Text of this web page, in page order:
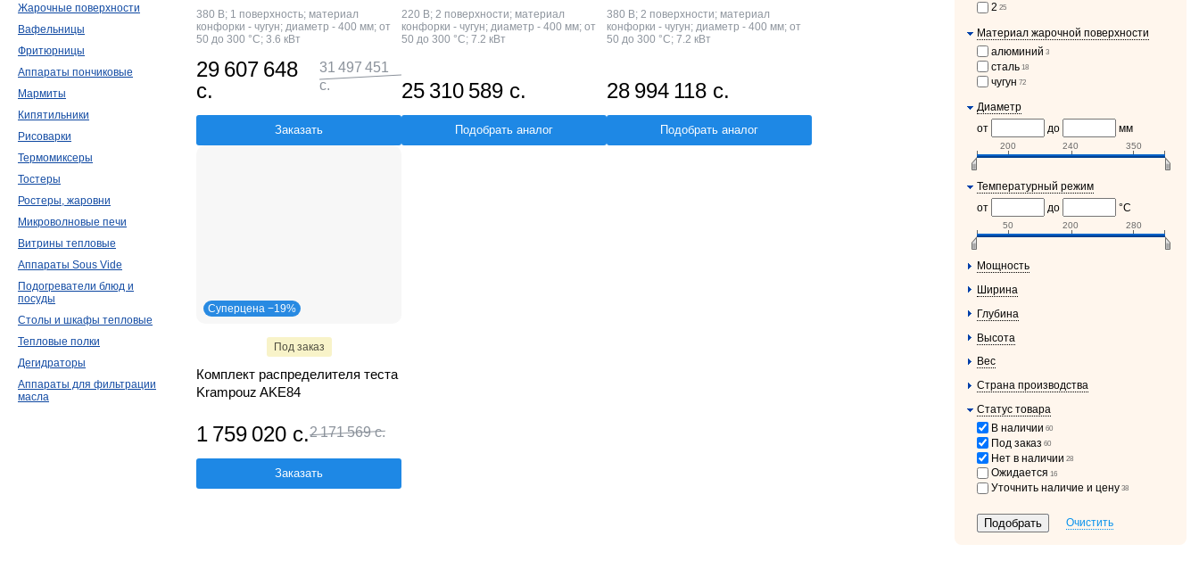
380 В; 1 поверхность; материал
конфорки - чугун; диаметр - 400 мм; от
50 до 300 °C; 3.6 кВт
29 607 648
с.
31 497 451
с.
Заказать
220 В; 2 поверхности; материал
конфорки - чугун; диаметр - 400 мм; от
50 до 300 °C; 7.2 кВт
25 310 589 с.
Подобрать аналог
380 В; 2 поверхности; материал
конфорки - чугун; диаметр - 400 мм; от
50 до 300 °C; 7.2 кВт
28 994 118 с.
Подобрать аналог
Суперцена −19%
Под заказ
Комплект распределителя теста
Krampouz AKE84
1 759 020 с.2 171 569 с.
Заказать
2 25
Материал жарочной поверхности
алюминий 3
сталь 18
чугун 72
Диаметр
от
до мм
200 240 350
Температурный режим
от
до °C
50 200 280
Мощность
Ширина
Глубина
Высота
Вес
Страна производства
Статус товара
В наличии 60
Под заказ 60
Нет в наличии 28
Ожидается 16
Уточнить наличие и цену 38
Очистить
Жарочные поверхности
Вафельницы
Фритюрницы
Аппараты пончиковые
Мармиты
Кипятильники
Рисоварки
Термомиксеры
Тостеры
Ростеры, жаровни
Микроволновые печи
Витрины тепловые
Аппараты Sous Vide
Подогреватели блюд и
посуды
Столы и шкафы тепловые
Тепловые полки
Дегидраторы
Аппараты для фильтрации
масла